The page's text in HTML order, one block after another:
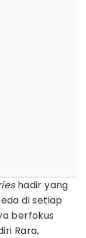
hadir yang
di setiap
berfokus
Rara,